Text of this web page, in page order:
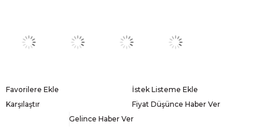
Favorilere Ekle
İstek Listeme Ekle
Karşılaştır
Fiyat Düşünce Haber Ver
Gelince Haber Ver